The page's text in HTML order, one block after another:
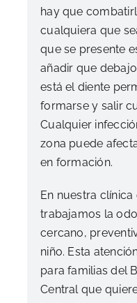
FAQ’s
Pedir cita
hay que
cualquiera que
que se presente
añadir que
está el diente
formarse y salir
Cualquier
zona puede
en formación.
En nuestra
trabajamos la
cercano,
niño. Esta
para familias del
Central que